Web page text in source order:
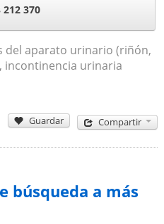
212 370
del aparato urinario (riñón,
incontinencia urinaria
Guardar Compartir
búsqueda a más